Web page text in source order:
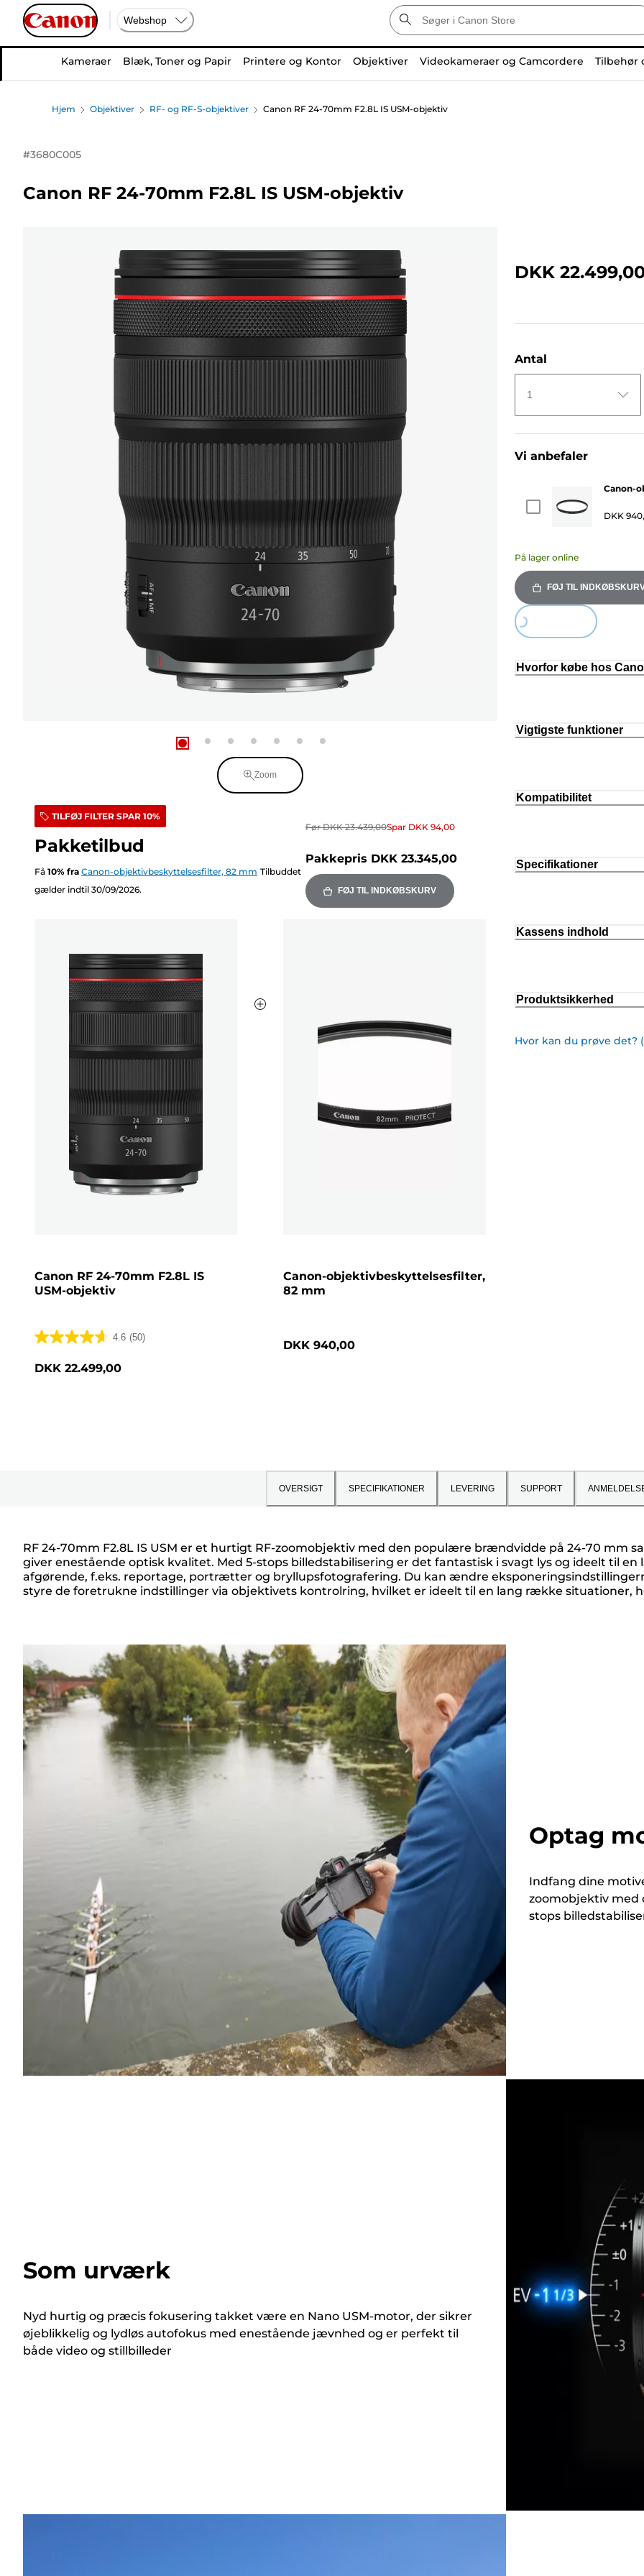
Webshop
Kameraer Blæk, Toner og Papir Printere og Kontor Objektiver Videokameraer og Camcordere Tilbehør
Hjem Objektiver RF- og RF-S-objektiver Canon RF 24-70mm F2.8L IS USM-objektiv
#3680C005
Canon RF 24-70mm F2.8L IS USM-objektiv
Zoom
TILFØJ FILTER SPAR 10%
Pakketilbud
Få 10% fra Canon-objektivbeskyttelsesfilter, 82 mm Tilbuddet
gælder indtil 30/09/2026.
FørDKK 23.439,00Spar DKK 94,00
Pakkepris DKK 23.345,00
FØJ TIL INDKØBSKURV
Canon RF 24-70mm F2.8L IS
USM-objektiv
4.6 (50)
4.6
ud
DKK 22.499,00
Canon-objektivbeskyttelsesfilter,
82 mm
DKK 940,00
DKK
Antal
1
Vi anbefaler
Canon-
DKK
På lager online
FØJ TIL
Loading...
Hvorfor købe hos
Vigtigste funktioner
Kompatibilitet
Specifikationer
Kassens indhold
Produktsikkerhed
Hvor kan du prøve det?
OVERSIGT SPECIFIKATIONER LEVERING SUPPORT
Oversigt
RF 24-70mm F2.8L IS USM er et hurtigt RF-zoomobjektiv med den populære brændvidde på 24-70 mm
giver enestående optisk kvalitet. Med 5-stops billedstabilisering er det fantastisk i svagt lys og ideelt til
afgørende, f.eks. reportage, portrætter og bryllupsfotografering. Du kan ændre
styre de foretrukne indstillinger via objektivets kontrolring, hvilket er ideelt til en lang række situationer,
Optag
Indfang dine
zoomobjektiv med
stops
Som urværk
Nyd hurtig og præcis fokusering takket være en Nano USM-motor, der sikrer
øjeblikkelig og lydløs autofokus med enestående jævnhed og er perfekt til
både video og stillbilleder